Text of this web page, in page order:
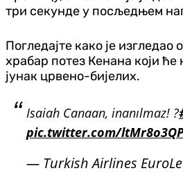
три секунде у посљедњем
Погледајте како је изгледао
храбар потез Кенана који ће
јунак црвено-бијелих.
Isaiah Canaan, inanılmaz! ?
pic.twitter.com/
— Turkish Airlines